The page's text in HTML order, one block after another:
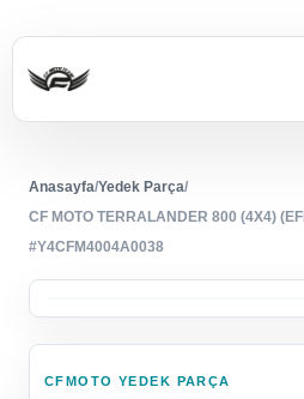
Anasayfa/Yedek Parça/
CF MOTO TERRALANDER 800 (4X4)
#Y4CFM4004A0038
CFMOTO YEDEK PARÇA